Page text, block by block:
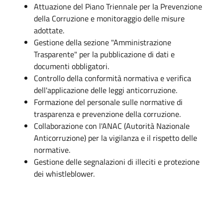
Attuazione del Piano Triennale per la Prevenzione
della Corruzione e monitoraggio delle misure
adottate.
Gestione della sezione "Amministrazione
Trasparente" per la pubblicazione di dati e
documenti obbligatori.
Controllo della conformità normativa e verifica
dell'applicazione delle leggi anticorruzione.
Formazione del personale sulle normative di
trasparenza e prevenzione della corruzione.
Collaborazione con l'ANAC (Autorità Nazionale
Anticorruzione) per la vigilanza e il rispetto delle
normative.
Gestione delle segnalazioni di illeciti e protezione
dei whistleblower.